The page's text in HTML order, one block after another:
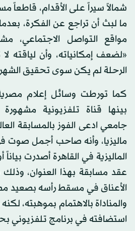
ما لبث أن تراجع عن الفكرة،
مواقع التواصل الاجتماعي،
«لضعف إمكانياته، وأن لياقته
الرحلة لم يكن سوى تحقيق
بينها قناة تلفزيونية
جامعي ادعى الفوز بالمسابقة
ماليزيا، وأنه صاحب أجمل صوت
الماليزية في القاهرة أصدرت
عقد مسابقة بهذا العنوان،
الأعناق في مسقط رأسه بصعيد
والمناداة بالاهتمام بموهبته،
استضافته في برنامج تلفزيوني